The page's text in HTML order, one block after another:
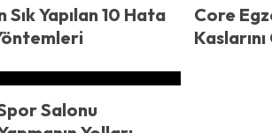
Yapılan 10 Hata
Core
Salonu